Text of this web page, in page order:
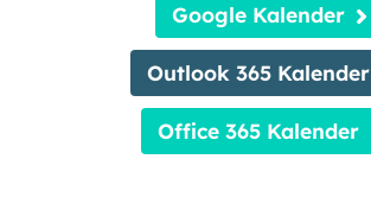
Google Kalender
Outlook 365 Kalender
Office 365 Kalender